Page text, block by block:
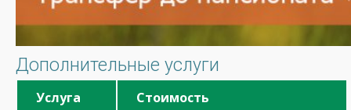
Дополнительные услуги
Услуга Стоимость